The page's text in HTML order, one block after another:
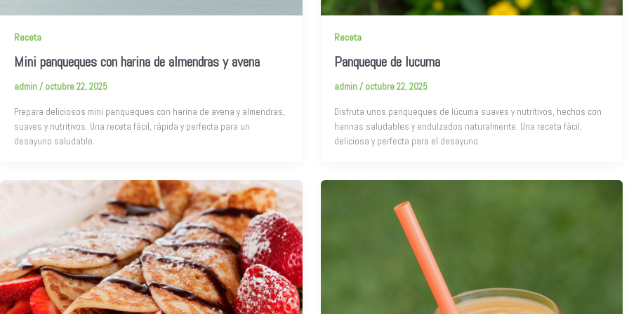
Receta
Mini panqueques con harina de almendras y avena
admin/octubre 22, 2025
Prepara deliciosos mini panqueques con harina de avena y almendras,
suaves y nutritivos. Una receta fácil, rápida y perfecta para un
desayuno saludable.
Receta
Panqueque de lucuma
admin/octubre 22, 2025
Disfruta unos panqueques de lúcuma suaves y nutritivos, hechos con
harinas saludables y endulzados naturalmente. Una receta fácil,
deliciosa y perfecta para el desayuno.